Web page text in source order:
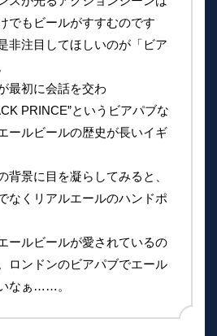
でもビールがすすむのです
非注目してほしいのが「ビア
最初に会話を交わ
PRINCE”というビアパブな
ールビールの歴史が長いイギ
背景に目を凝らしてみると、
なくリアルエールのハンドポ
ールビールが愛されているの
ロンドンのビアパブでエール
なぁ……。